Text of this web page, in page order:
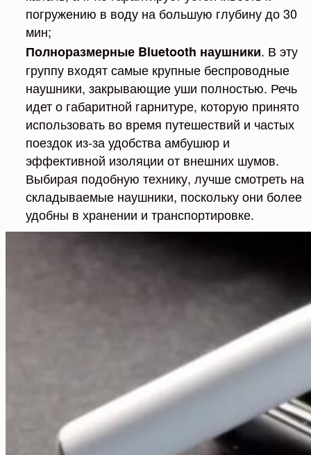
погружению в воду на большую глубину до 30
мин;
Полноразмерные Bluetooth наушники. В эту
группу входят самые крупные беспроводные
наушники, закрывающие уши полностью. Речь
идет о габаритной гарнитуре, которую принято
использовать во время путешествий и частых
поездок из-за удобства амбушюр и
эффективной изоляции от внешних шумов.
Выбирая подобную технику, лучше смотреть на
складываемые наушники, поскольку они более
удобны в хранении и транспортировке.